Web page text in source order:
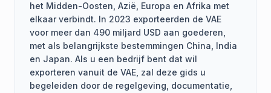
het Midden-Oosten, Azië, Europa en Afrika met
elkaar verbindt. In 2023 exporteerden de VAE
voor meer dan 490 miljard USD aan goederen,
met als belangrijkste bestemmingen China, India
en Japan. Als u een bedrijf bent dat wil
exporteren vanuit de VAE, zal deze gids u
begeleiden door de regelgeving, documentatie,